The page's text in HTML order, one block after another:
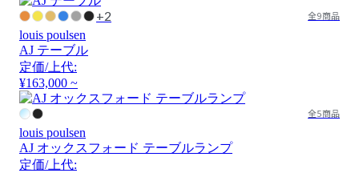
+2 全9商品
louis poulsen
AJ テーブル
定価/上代:
¥163,000 ~
全5商品
louis poulsen
AJ オックスフォード テーブルランプ
定価/上代: